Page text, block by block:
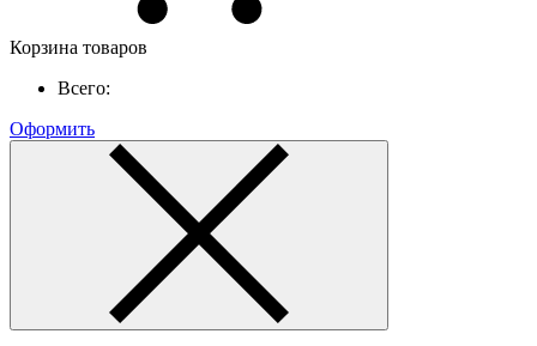
Корзина товаров
Всего:
Оформить